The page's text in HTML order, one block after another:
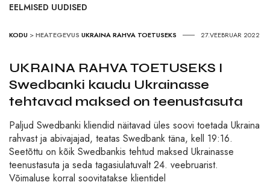
EELMISED UUDISED
KODU >HEATEGEVUS UKRAINA RAHVA TOETUSEKS 27.VEEBRUAR 2022
UKRAINA RAHVA TOETUSEKS I
Swedbanki kaudu Ukrainasse
tehtavad maksed on teenustasuta
Paljud Swedbanki kliendid näitavad üles soovi toetada Ukraina
rahvast ja abivajajad, teatas Swedbank täna, kell 19:16.
Seetõttu on kõik Swedbankis tehtud maksed Ukrainasse
teenustasuta ja seda tagasiulatuvalt 24. veebruarist.
Võimaluse korral soovitatakse klientidel